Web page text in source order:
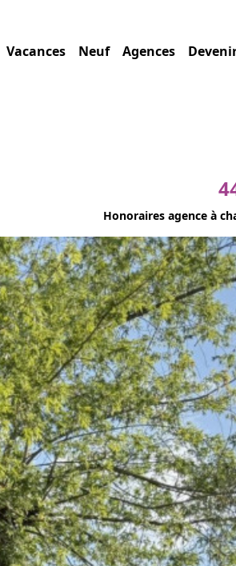
Vacances Neuf Agences
Honoraires agence à